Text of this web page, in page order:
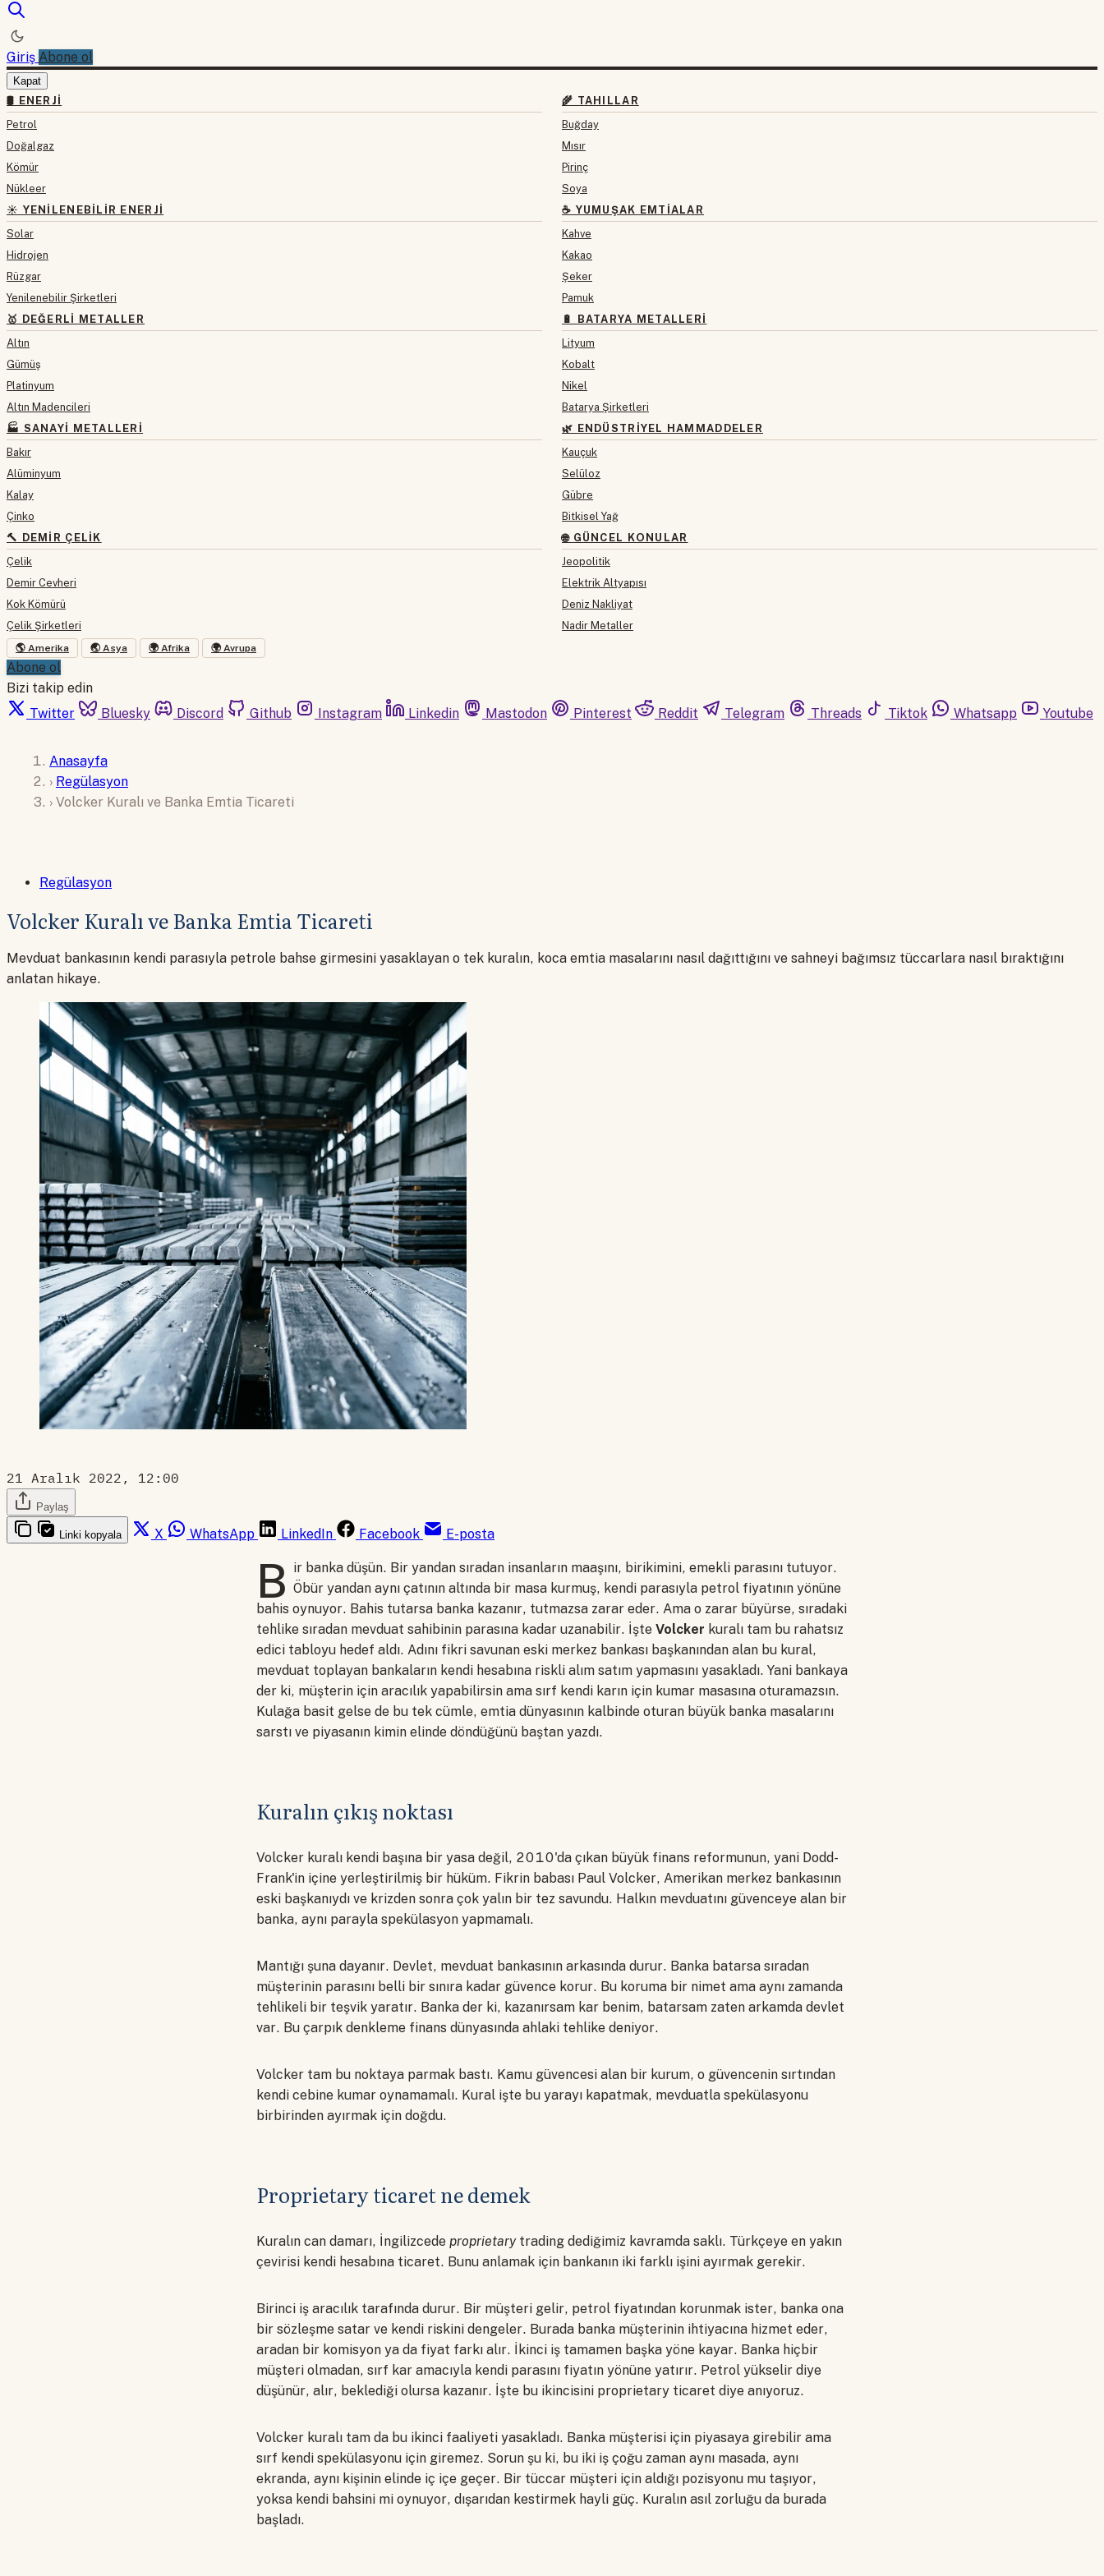
Giriş Abone ol
Kapat
🛢 ENERJI
Petrol
Doğalgaz
Kömür
Nükleer
☀️ YENILENEBILIR ENERJI
Solar
Hidrojen
Rüzgar
Yenilenebilir Şirketleri
🥇 DEĞERLI METALLER
Altın
Gümüş
Platinyum
Altın Madencileri
🏭 SANAYI METALLERI
Bakır
Alüminyum
Kalay
Çinko
🔨 DEMIR ÇELIK
Çelik
Demir Cevheri
Kok Kömürü
Çelik Şirketleri
🌾 TAHILLAR
Buğday
Mısır
Pirinç
Soya
☕ YUMUŞAK EMTIALAR
Kahve
Kakao
Şeker
Pamuk
🔋 BATARYA METALLERI
Lityum
Kobalt
Nikel
Batarya Şirketleri
🌿 ENDÜSTRIYEL HAMMADDELER
Kauçuk
Selüloz
Gübre
Bitkisel Yağ
🌐 GÜNCEL KONULAR
Jeopolitik
Elektrik Altyapısı
Deniz Nakliyat
Nadir Metaller
🌎 Amerika 🌏 Asya 🌍 Afrika 🌍 Avrupa
Abone ol
Bizi takip edin
Twitter
Bluesky Discord Github Instagram Linkedin Mastodon Pinterest Reddit Telegram Threads Tiktok Whatsapp Youtube
Anasayfa
› Regülasyon
› Volcker Kuralı ve Banka Emtia Ticareti
Regülasyon
Volcker Kuralı ve Banka Emtia Ticareti
Mevduat bankasının kendi parasıyla petrole bahse girmesini yasaklayan o tek kuralın, koca emtia masalarını nasıl dağıttığını ve sahneyi bağımsız tüccarlara nasıl bıraktığını
anlatan hikaye.
21 Aralık 2022, 12:00
Paylaş
Linki kopyala X WhatsApp LinkedIn Facebook E-posta
B ir banka düşün. Bir yandan sıradan insanların maaşını, birikimini, emekli parasını tutuyor.
Öbür yandan aynı çatının altında bir masa kurmuş, kendi parasıyla petrol fiyatının yönüne
bahis oynuyor. Bahis tutarsa banka kazanır, tutmazsa zarar eder. Ama o zarar büyürse, sıradaki
tehlike sıradan mevduat sahibinin parasına kadar uzanabilir. İşte Volcker kuralı tam bu rahatsız
edici tabloyu hedef aldı. Adını fikri savunan eski merkez bankası başkanından alan bu kural,
mevduat toplayan bankaların kendi hesabına riskli alım satım yapmasını yasakladı. Yani bankaya
der ki, müşterin için aracılık yapabilirsin ama sırf kendi karın için kumar masasına oturamazsın.
Kulağa basit gelse de bu tek cümle, emtia dünyasının kalbinde oturan büyük banka masalarını
sarstı ve piyasanın kimin elinde döndüğünü baştan yazdı.
Kuralın çıkış noktası
Volcker kuralı kendi başına bir yasa değil, 2010'da çıkan büyük finans reformunun, yani Dodd-
Frank'in içine yerleştirilmiş bir hüküm. Fikrin babası Paul Volcker, Amerikan merkez bankasının
eski başkanıydı ve krizden sonra çok yalın bir tez savundu. Halkın mevduatını güvenceye alan bir
banka, aynı parayla spekülasyon yapmamalı.
Mantığı şuna dayanır. Devlet, mevduat bankasının arkasında durur. Banka batarsa sıradan
müşterinin parasını belli bir sınıra kadar güvence korur. Bu koruma bir nimet ama aynı zamanda
tehlikeli bir teşvik yaratır. Banka der ki, kazanırsam kar benim, batarsam zaten arkamda devlet
var. Bu çarpık denkleme finans dünyasında ahlaki tehlike deniyor.
Volcker tam bu noktaya parmak bastı. Kamu güvencesi alan bir kurum, o güvencenin sırtından
kendi cebine kumar oynamamalı. Kural işte bu yarayı kapatmak, mevduatla spekülasyonu
birbirinden ayırmak için doğdu.
Proprietary ticaret ne demek
Kuralın can damarı, İngilizcede proprietarytrading dediğimiz kavramda saklı. Türkçeye en yakın
çevirisi kendi hesabına ticaret. Bunu anlamak için bankanın iki farklı işini ayırmak gerekir.
Birinci iş aracılık tarafında durur. Bir müşteri gelir, petrol fiyatından korunmak ister, banka ona
bir sözleşme satar ve kendi riskini dengeler. Burada banka müşterinin ihtiyacına hizmet eder,
aradan bir komisyon ya da fiyat farkı alır. İkinci iş tamamen başka yöne kayar. Banka hiçbir
müşteri olmadan, sırf kar amacıyla kendi parasını fiyatın yönüne yatırır. Petrol yükselir diye
düşünür, alır, beklediği olursa kazanır. İşte bu ikincisini proprietary ticaret diye anıyoruz.
Volcker kuralı tam da bu ikinci faaliyeti yasakladı. Banka müşterisi için piyasaya girebilir ama
sırf kendi spekülasyonu için giremez. Sorun şu ki, bu iki iş çoğu zaman aynı masada, aynı
ekranda, aynı kişinin elinde iç içe geçer. Bir tüccar müşteri için aldığı pozisyonu mu taşıyor,
yoksa kendi bahsini mi oynuyor, dışarıdan kestirmek hayli güç. Kuralın asıl zorluğu da burada
başladı.